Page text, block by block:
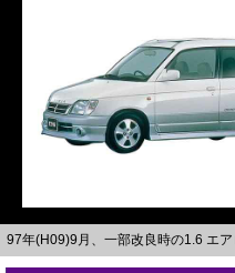
97年(H09)9月、一部改良時の1.6 エ